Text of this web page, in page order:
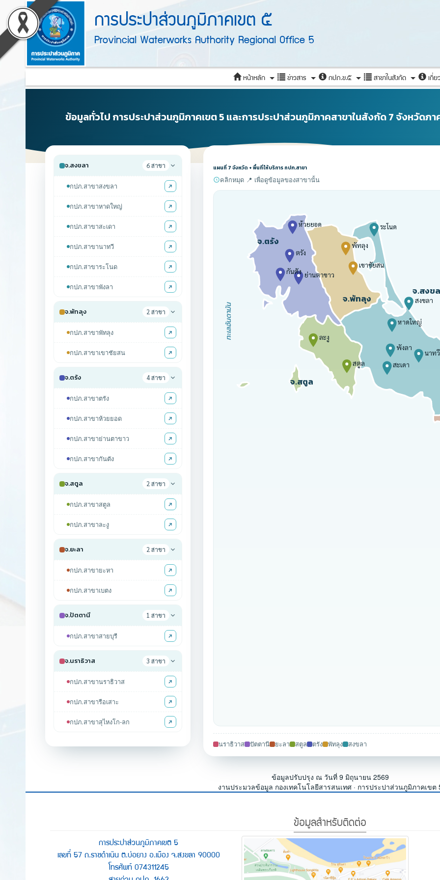
หน้า
แรก
(การ
ประปา
ส่วน
Accessibility
ข้าม
ไป
ยัง
เนื้อหา
(Skip
content)
ไป
ค้นหา
ข้อมูล
ตรา
สัญลักษณ์
และ
ค่า
นิยม
การ
การประปาส่วนภูมิภาคเขต ๕
Provincial Waterworks Authority Regional Office 5
Main
Menu +
หน้าหลัก
+
ข่าวสาร
+
กปภ.ข.๕
+
สาขาในสังกัด เกี่
ข้อมูลทั่วไป การประปาส่วนภูมิภาคเขต 5 และการประปาส่วนภูมิภาคสาขาในสังกัด 7 จังหวัดภ
จ.สงขลา 6 สาขา
กปภ.สาขาสงขลา
กปภ.สาขาหาดใหญ่
กปภ.สาขาสะเดา
กปภ.สาขานาทวี
กปภ.สาขาระโนด
กปภ.สาขาพังลา
จ.พัทลุง 2 สาขา
กปภ.สาขาพัทลุง
กปภ.สาขาเขาชัยสน
จ.ตรัง 4 สาขา
กปภ.สาขาตรัง
กปภ.สาขาห้วยยอด
กปภ.สาขาย่านตาขาว
กปภ.สาขากันตัง
จ.สตูล 2 สาขา
กปภ.สาขาสตูล
กปภ.สาขาละงู
จ.ยะลา 2 สาขา
กปภ.สาขายะหา
กปภ.สาขาเบตง
จ.ปัตตานี 1 สาขา
กปภ.สาขาสายบุรี
จ.นราธิวาส 3 สาขา
กปภ.สาขานราธิวาส
กปภ.สาขารือเสาะ
กปภ.สาขาสุไหงโก-ลก
แผนที่ 7 จังหวัด + พื้นที่ให้บริการ กปภ.สาขา
คลิกหมุด 📍 เพื่อดูข้อมูลของสาขานั้น
จ.ตรัง
จ.พัทลุง
จ.สงข
จ.สตูล
ทะเลอันดามัน
สงขลา
หาดใหญ่
สะเดา
นาทวี
ระโนด
พัทลุง
เขาชัยสน
ตรัง
ห้วยยอด
ย่านตาขาว
กันตัง
สตูล
ละงู
พังลา
นราธิวาส ปัตตานี ยะลา สตูล ตรัง พัทลุง สงขลา
ข้อมูลปรับปรุง ณ วันที่ 9 มิถุนายน 2569
งานประมวลข้อมูล กองเทคโนโลยีสารสนเทศ · การประปาส่วนภูมิภาคเขต
ข้อมูลสำหรับติดต่อ
การประปาส่วนภูมิภาคเขต 5
เลขที่ 57 ถ.ราชดำเนิน ต.บ่อยาง อ.เมือง จ.สงขลา 90000
โทรศัพท์ 074311245